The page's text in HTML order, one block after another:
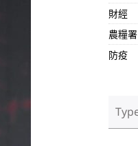
財經
農糧署
防疫